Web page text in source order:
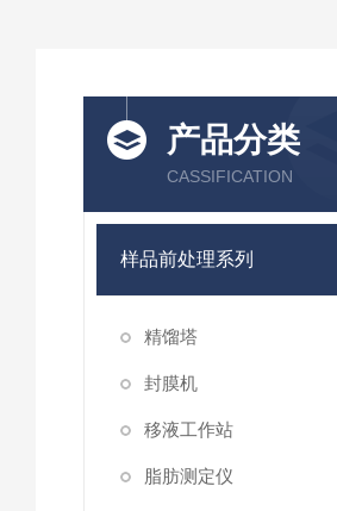
产品分类
CASSIFICATION
样品前处理系列
精馏塔
封膜机
移液工作站
脂肪测定仪